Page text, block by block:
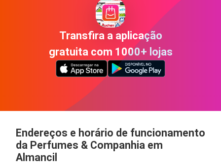
Transfira a aplicação
gratuita com 1000+ lojas
Endereços e horário de funcionamento
da Perfumes & Companhia em
Almancil